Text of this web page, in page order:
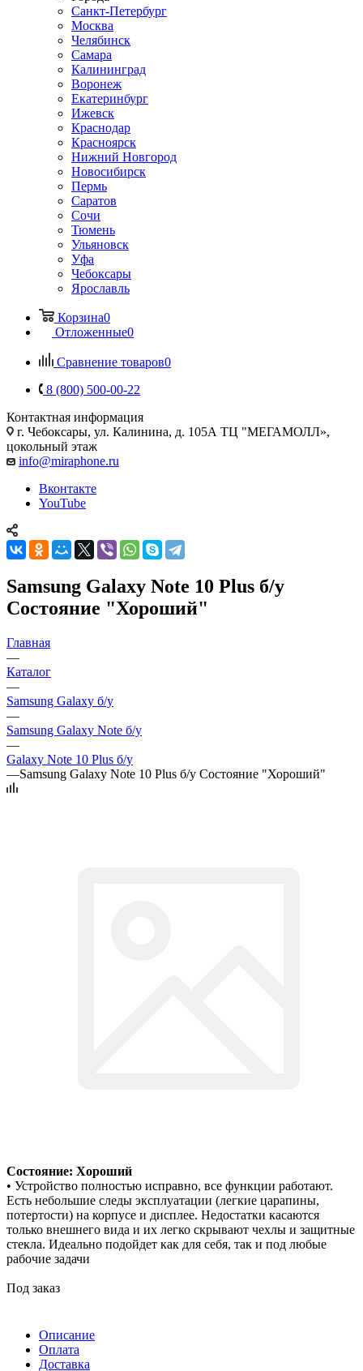
Санкт-Петербург
Москва
Челябинск
Самара
Калининград
Воронеж
Екатеринбург
Ижевск
Краснодар
Красноярск
Нижний Новгород
Новосибирск
Пермь
Саратов
Сочи
Тюмень
Ульяновск
Уфа
Чебоксары
Ярославль
Корзина0
Отложенные0
Сравнение товаров0
8 (800) 500-00-22
Контактная информация
г. Чебоксары, ул. Калинина, д. 105А ТЦ "МЕГАМОЛЛ»,
цокольный этаж
info@miraphone.ru
Вконтакте
YouTube
Samsung Galaxy Note 10 Plus б/у
Состояние "Хороший"
Главная
—
Каталог
—
Samsung Galaxy б/у
—
Samsung Galaxy Note б/у
—
Galaxy Note 10 Plus б/у
—Samsung Galaxy Note 10 Plus б/у Состояние "Хороший"
Состояние: Хороший
• Устройство полностью исправно, все функции работают.
Есть небольшие следы эксплуатации (легкие царапины,
потертости) на корпусе и дисплее. Недостатки касаются
только внешнего вида и их легко скрывают чехлы и защитные
стекла. Идеально подойдет как для себя, так и под любые
рабочие задачи
Под заказ
Описание
Оплата
Доставка